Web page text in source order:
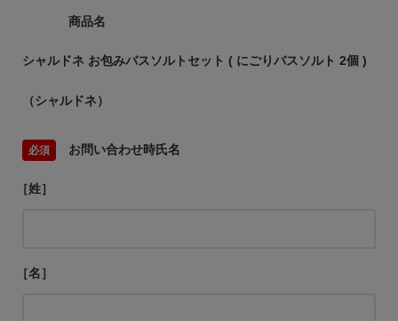
商品名
シャルドネ お包みバスソルトセット ( にごりバスソルト 2個 )
（シャルドネ）
お問い合わせ時氏名
［姓］
［名］